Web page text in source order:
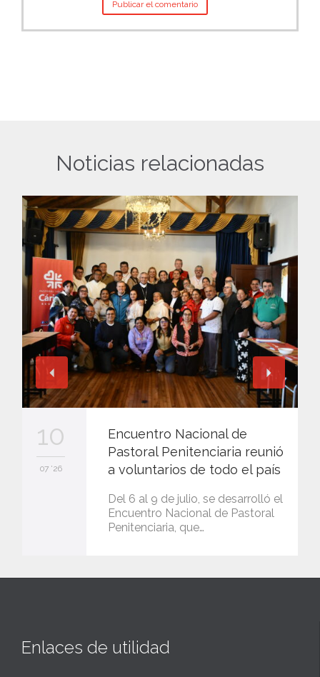
Noticias relacionadas
10
07 '26
Encuentro Nacional de
Pastoral Penitenciaria reunió
a voluntarios de todo el país
Del 6 al 9 de julio, se desarrolló el
Encuentro Nacional de Pastoral
Penitenciaria, que…
Enlaces de utilidad